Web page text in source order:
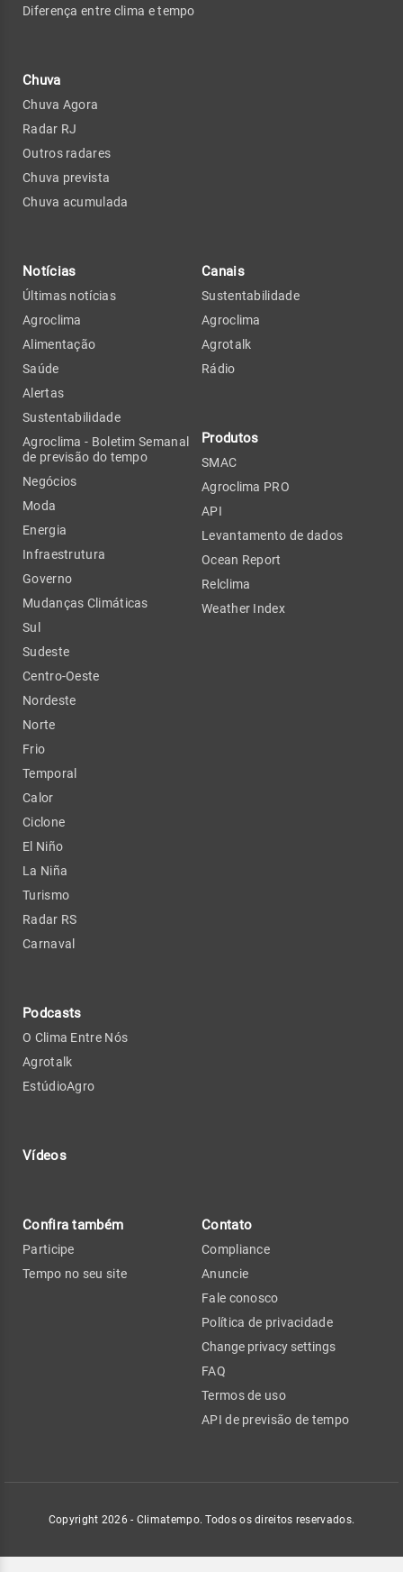
Diferença entre clima e tempo
Chuva
Chuva Agora
Radar RJ
Outros radares
Chuva prevista
Chuva acumulada
Notícias
Últimas notícias
Agroclima
Alimentação
Saúde
Alertas
Sustentabilidade
Agroclima - Boletim Semanal
de previsão do tempo
Negócios
Moda
Energia
Infraestrutura
Governo
Mudanças Climáticas
Sul
Sudeste
Centro-Oeste
Nordeste
Norte
Frio
Temporal
Calor
Ciclone
El Niño
La Niña
Turismo
Radar RS
Carnaval
Podcasts
O Clima Entre Nós
Agrotalk
EstúdioAgro
Vídeos
Canais
Sustentabilidade
Agroclima
Agrotalk
Rádio
Produtos
SMAC
Agroclima PRO
API
Levantamento de dados
Ocean Report
Relclima
Weather Index
Confira também
Participe
Tempo no seu site
Contato
Compliance
Anuncie
Fale conosco
Política de privacidade
Change privacy settings
FAQ
Termos de uso
API de previsão de tempo
Copyright 2026 - Climatempo. Todos os direitos reservados.